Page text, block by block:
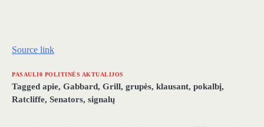
Source link
PASAULI0 POLITINĖS AKTUALIJOS
Tagged apie, Gabbard, Grill, grupės, klausant, pokalbį,
Ratcliffe, Senators, signalų